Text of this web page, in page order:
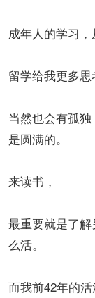
成年人的学习，
留学给我更多思
当然也会有孤
是圆满的。
来读书，
最重要就是了
么活。
而我前42年的